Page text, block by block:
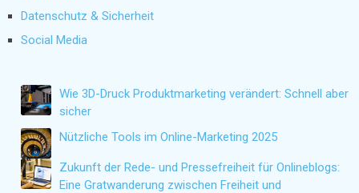
Datenschutz & Sicherheit
Social Media
Wie 3D-Druck Produktmarketing verändert: Schnell aber
sicher
Nützliche Tools im Online-Marketing 2025
Zukunft der Rede- und Pressefreiheit für Onlineblogs:
Eine Gratwanderung zwischen Freiheit und